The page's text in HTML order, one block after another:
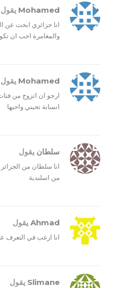
Mohamed يقول
انا جزائري ابحث عن
والمغامرة احب ان
Mohamed يقول
ارجو ان اتزوج من
انسانة تحبني واحبها
سلطان يقول
من اسلندية
Ahmad يقول
انا ارغب في التعرف
Slimane يقول